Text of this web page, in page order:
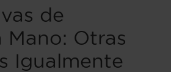
de
Mano: Otras
Igualmente